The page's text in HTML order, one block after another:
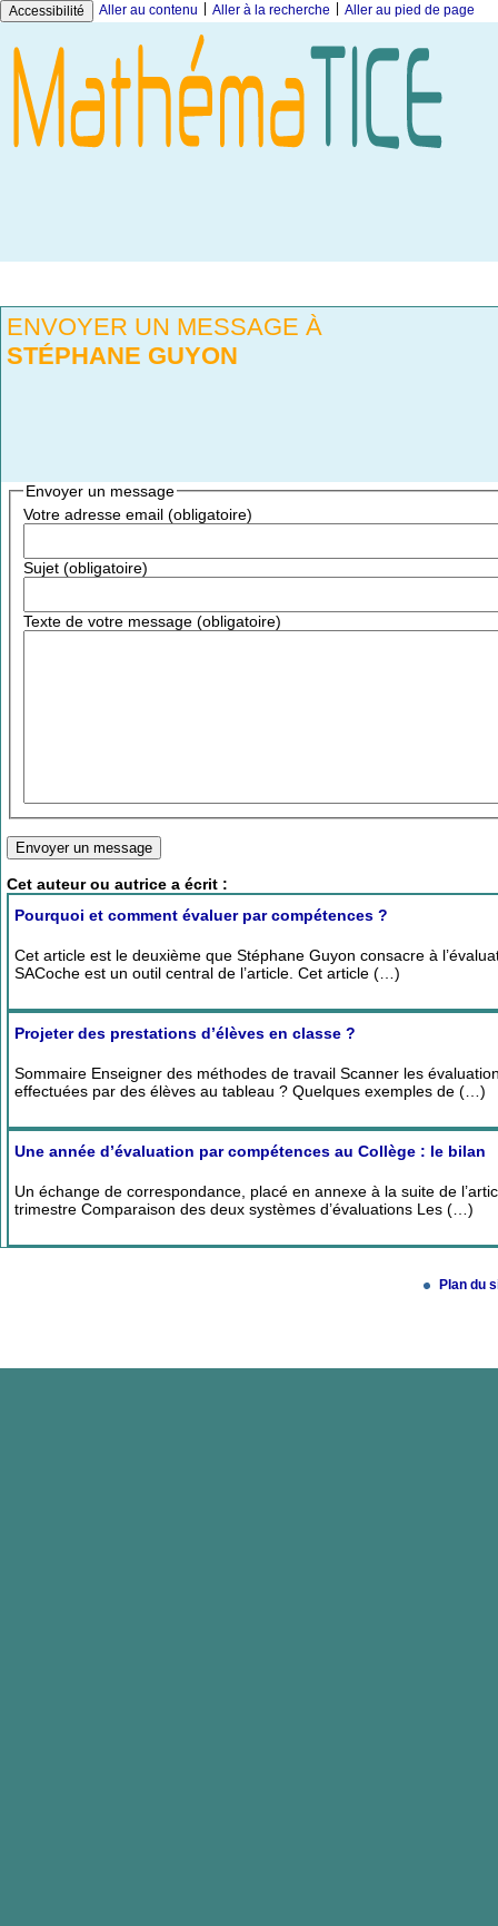
Accessibilité Aller au contenu Aller à la recherche Aller au pied de page
ENVOYER UN MESSAGE À
STÉPHANE GUYON
Envoyer un message
Votre adresse email (obligatoire)
Sujet (obligatoire)
Texte de votre message (obligatoire)
Cet auteur ou autrice a écrit :
Pourquoi et comment évaluer par compétences ?
Cet article est le deuxième que Stéphane Guyon consacre à
SACoche est un outil central de l’article. Cet article (…)
Projeter des prestations d’élèves en classe ?
Sommaire Enseigner des méthodes de travail Scanner les
effectuées par des élèves au tableau ? Quelques exemples de (…)
Une année d’évaluation par compétences au Collège : le bilan
Un échange de correspondance, placé en annexe à la suite de
trimestre Comparaison des deux systèmes d’évaluations Les (…)
Plan du